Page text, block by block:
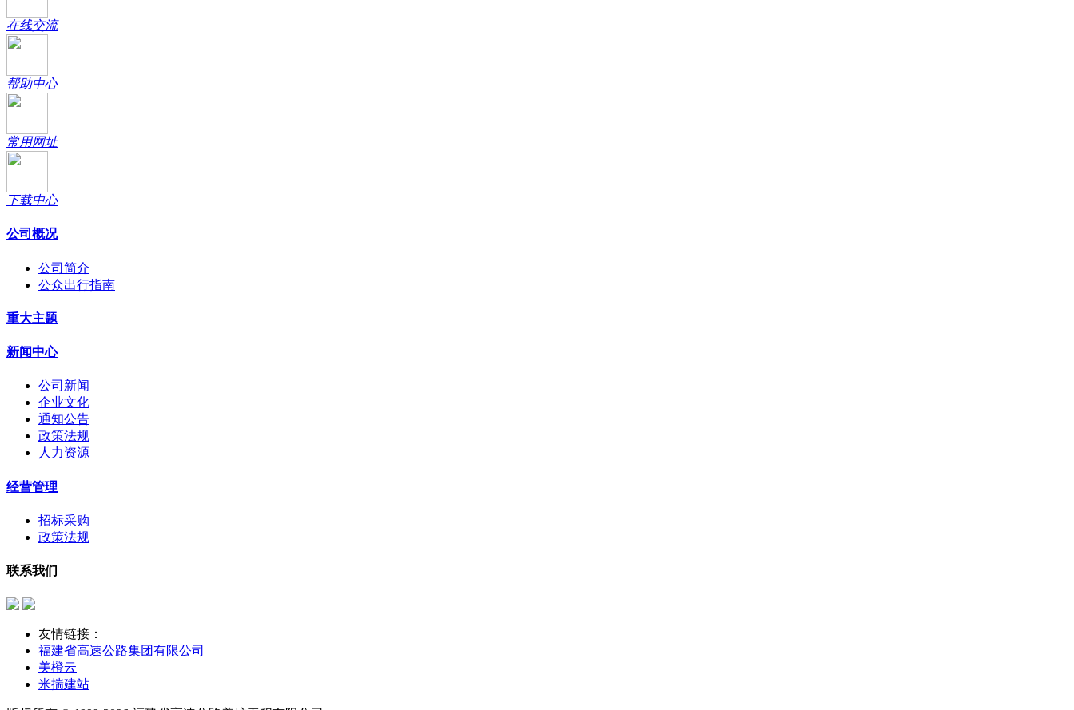
在线交流
帮助中心
常用网址
下载中心
公司概况
公司简介
公众出行指南
重大主题
新闻中心
公司新闻
企业文化
通知公告
政策法规
人力资源
经营管理
招标采购
政策法规
联系我们
友情链接：
福建省高速公路集团有限公司
美橙云
米揣建站